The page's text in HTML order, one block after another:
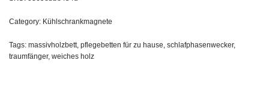
Category: Kühlschrankmagnete
Tags: massivholzbett pflegebetten für zu hause schlafphasenwecker,
traumfänger, weiches holz